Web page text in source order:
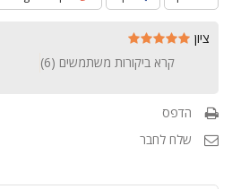
ציון
קרא ביקורות משתמשים (6
)
הדפס
שלח לחבר